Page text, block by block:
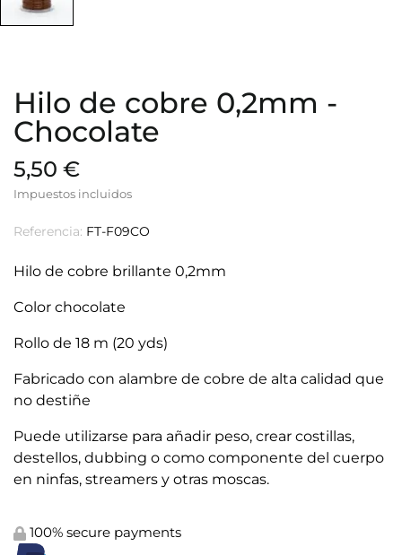
Hilo de cobre 0,2mm -
Chocolate
5,50 €
Impuestos incluidos
Referencia: FT-F09CO
Hilo de cobre brillante 0,2mm
Color chocolate
Rollo de 18 m (20 yds)
Fabricado con alambre de cobre de alta calidad que
no destiñe
Puede utilizarse para añadir peso, crear costillas,
destellos, dubbing o como componente del cuerpo
en ninfas, streamers y otras moscas.
100% secure payments